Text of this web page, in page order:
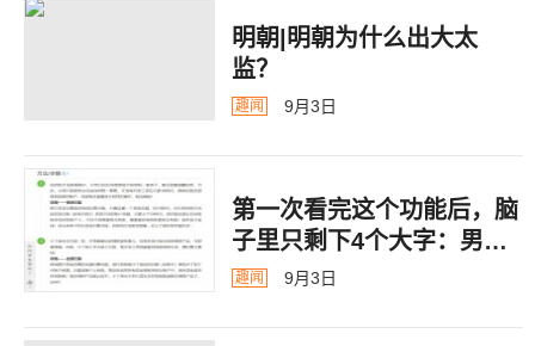
明朝|明朝为什么出大太
监？ ​​​
趣闻 9月3日
第一次看完这个功能后，脑
子里只剩下4个大字：男德
银行
趣闻 9月3日